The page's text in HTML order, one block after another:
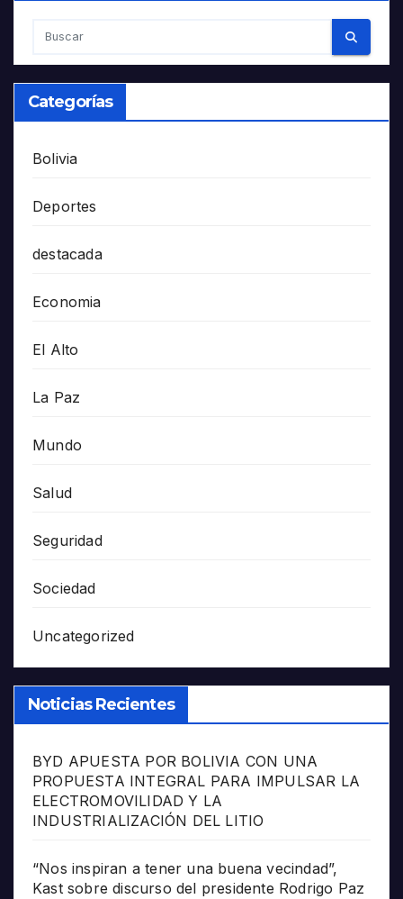
Categorías
Bolivia
Deportes
destacada
Economia
El Alto
La Paz
Mundo
Salud
Seguridad
Sociedad
Uncategorized
Noticias Recientes
BYD APUESTA POR BOLIVIA CON UNA
PROPUESTA INTEGRAL PARA IMPULSAR LA
ELECTROMOVILIDAD Y LA
INDUSTRIALIZACIÓN DEL LITIO
“Nos inspiran a tener una buena vecindad”,
Kast sobre discurso del presidente Rodrigo Paz